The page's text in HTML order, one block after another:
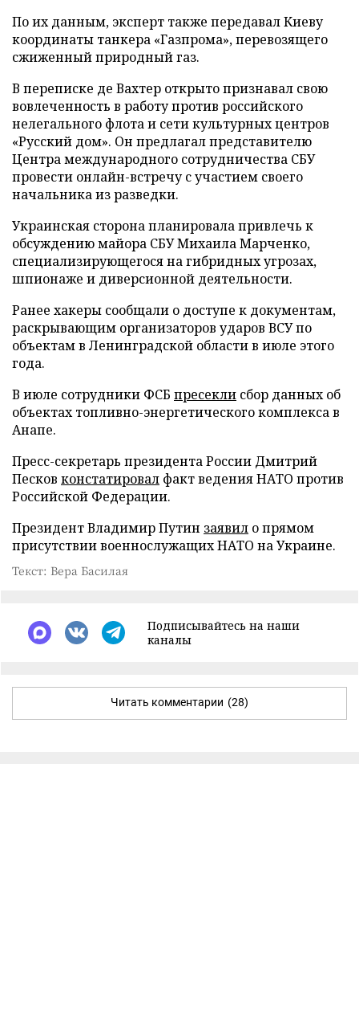
По их данным, эксперт также передавал Киеву
координаты танкера «Газпрома», перевозящего
сжиженный природный газ.
В переписке де Вахтер открыто признавал свою
вовлеченность в работу против российского
нелегального флота и сети культурных центров
«Русский дом». Он предлагал представителю
Центра международного сотрудничества СБУ
провести онлайн-встречу с участием своего
начальника из разведки.
Украинская сторона планировала привлечь к
обсуждению майора СБУ Михаила Марченко,
специализирующегося на гибридных угрозах,
шпионаже и диверсионной деятельности.
Ранее хакеры сообщали о доступе к документам,
раскрывающим организаторов ударов ВСУ по
объектам в Ленинградской области в июле этого
года.
В июле сотрудники ФСБ пресекли сбор данных об
объектах топливно-энергетического комплекса в
Анапе.
Пресс-секретарь президента России Дмитрий
Песков констатировал факт ведения НАТО против
Российской Федерации.
Президент Владимир Путин заявил о прямом
присутствии военнослужащих НАТО на Украине.
Текст: Вера Басилая
Подписывайтесь на наши
каналы
Читать комментарии (28)